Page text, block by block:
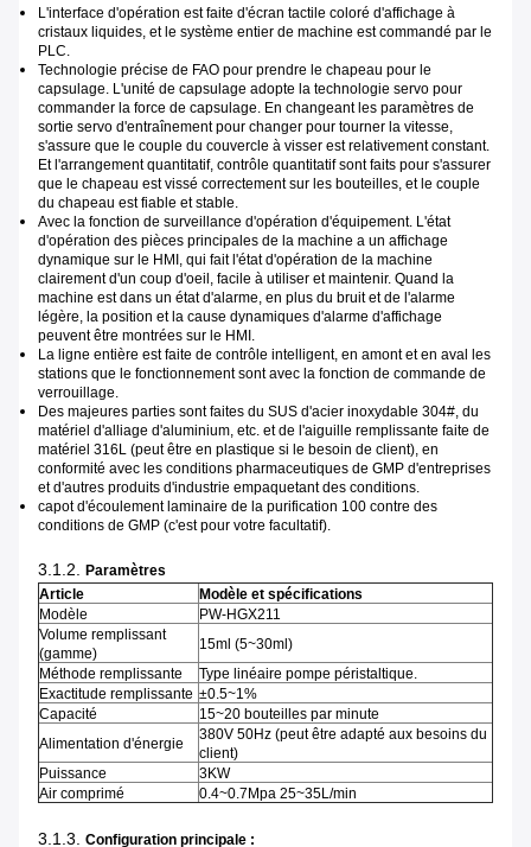
L'interface d'opération est faite d'écran tactile coloré d'affichage à
cristaux liquides, et le système entier de machine est commandé par le
PLC.
Technologie précise de FAO pour prendre le chapeau pour le
capsulage. L'unité de capsulage adopte la technologie servo pour
commander la force de capsulage. En changeant les paramètres de
sortie servo d'entraînement pour changer pour tourner la vitesse,
s'assure que le couple du couvercle à visser est relativement constant.
Et l'arrangement quantitatif, contrôle quantitatif sont faits pour s'assurer
que le chapeau est vissé correctement sur les bouteilles, et le couple
du chapeau est fiable et stable.
Avec la fonction de surveillance d'opération d'équipement. L'état
d'opération des pièces principales de la machine a un affichage
dynamique sur le HMI, qui fait l'état d'opération de la machine
clairement d'un coup d'oeil, facile à utiliser et maintenir. Quand la
machine est dans un état d'alarme, en plus du bruit et de l'alarme
légère, la position et la cause dynamiques d'alarme d'affichage
peuvent être montrées sur le HMI.
La ligne entière est faite de contrôle intelligent, en amont et en aval les
stations que le fonctionnement sont avec la fonction de commande de
verrouillage.
Des majeures parties sont faites du SUS d'acier inoxydable 304#, du
matériel d'alliage d'aluminium, etc. et de l'aiguille remplissante faite de
matériel 316L (peut être en plastique si le besoin de client), en
conformité avec les conditions pharmaceutiques de GMP d'entreprises
et d'autres produits d'industrie empaquetant des conditions.
capot d'écoulement laminaire de la purification 100 contre des
conditions de GMP (c'est pour votre facultatif).
3.1.2. Paramètres
Article
Modèle et spécifications
Modèle
PW-HGX211
Volume remplissant
(gamme)
15ml (5~30ml)
Méthode remplissante
Type linéaire pompe péristaltique.
Exactitude remplissante ±0.5~1%
Capacité
15~20 bouteilles par minute
Alimentation d'énergie
380V 50Hz (peut être adapté aux besoins du
client)
Puissance
3KW
Air comprimé
0.4~0.7Mpa 25~35L/min
3.1.3. Configuration principale :